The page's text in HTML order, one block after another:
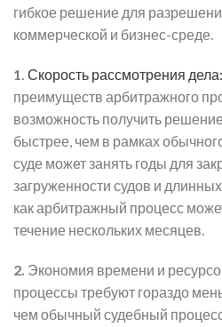
гибкое решение для
коммерческой и бизнес-среде.
1. Скорость рассмотрения дела:
преимуществ арбитражного
возможность получить
быстрее, чем в рамках
суде может занять годы для
загруженности судов и
как арбитражный процесс
течение нескольких месяцев.
2. Экономия времени и
процессы требуют гораздо
чем обычный судебный